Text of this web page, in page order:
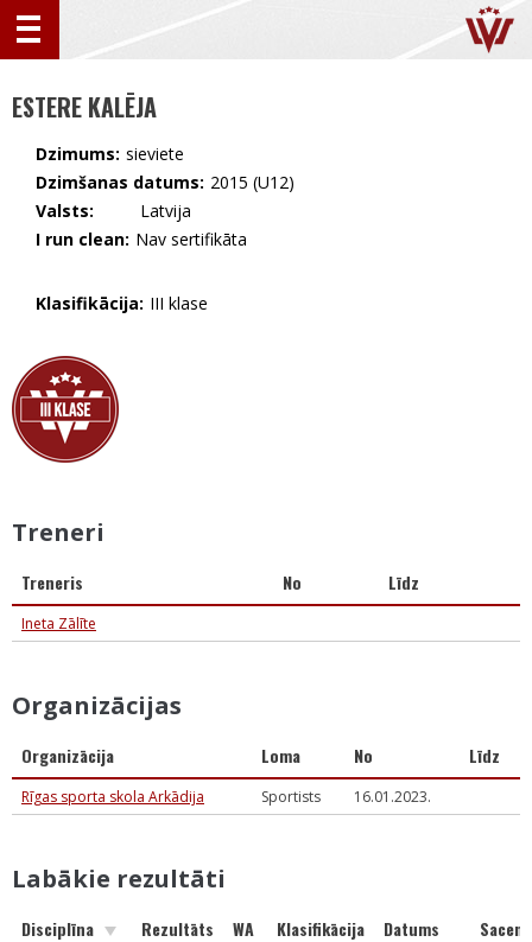
ESTERE KALĒJA
Dzimums: sieviete
Dzimšanas datums: 2015 (U12)
Valsts:
🇱🇻 Latvija
I run clean: Nav sertifikāta
Klasifikācija: III klase
Treneri
Treneris No Līdz
Ineta Zālīte
Organizācijas
Organizācija Loma No Līdz
Rīgas sporta skola Arkādija Sportists 16.01.2023.
Labākie rezultāti
Disciplīna Rezultāts WA Klasifikācija Datums